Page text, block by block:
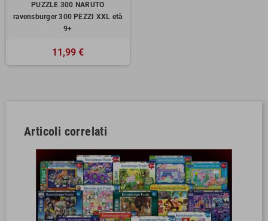
PUZZLE 300 NARUTO
ravensburger 300 PEZZI XXL età
9+
11,99 €
Articoli correlati